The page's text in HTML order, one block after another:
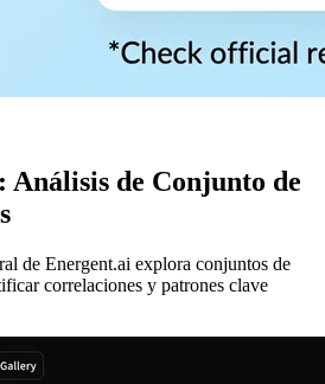
Análisis de Conjunto de
de Energent.ai explora conjuntos de
correlaciones y patrones clave